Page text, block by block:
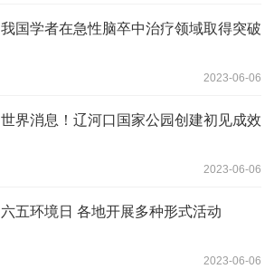
我国学者在急性脑卒中治疗领域取得突破
2023-06-06
世界消息！辽河口国家公园创建初见成效
2023-06-06
六五环境日 各地开展多种形式活动
2023-06-06